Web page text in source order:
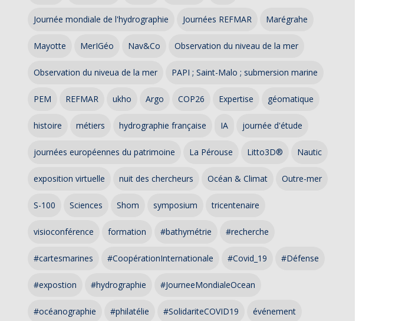
Journée mondiale de l'hydrographie Journées REFMAR Marégrahe
Mayotte MerIGéo Nav&Co Observation du niveau de la mer
Observation du niveua de la mer PAPI ; Saint-Malo ; submersion marine
PEM REFMAR ukho Argo COP26 Expertise géomatique
histoire métiers hydrographie française IA journée d'étude
journées européennes du patrimoine La Pérouse Litto3D® Nautic
exposition virtuelle nuit des chercheurs Océan & Climat Outre-mer
S-100 Sciences Shom symposium tricentenaire
visioconférence formation #bathymétrie #recherche
#cartesmarines #CoopérationInternationale #Covid_19 #Défense
#expostion #hydrographie #JourneeMondialeOcean
#océanographie #philatélie #SolidariteCOVID19 événement